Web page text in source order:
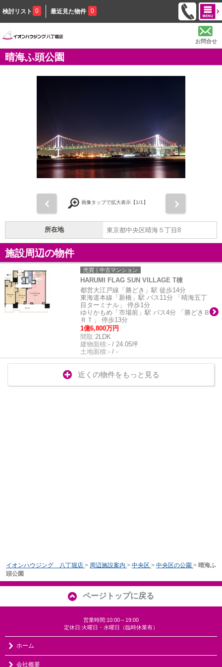
検討リスト 0 最近見た物件 0
お問合せ
晴海ふ頭公園
画像タップで拡大表示【1/1】
所在地 東京都中央区晴海５丁目8
施設周辺の物件
売買｜中古マンション
HARUMI FLAG SUN VILLAGE T棟
都営大江戸線「勝どき」駅 徒歩14分
東海道本線「新橋」駅 バス11分 「晴海五丁
目ターミナル」 停歩1分
ゆりかもめ「市場前」駅 バス4分 「勝どきＢ
ＲＴ」 停歩13分
1億6,800万円
間取:2LDK
建物面積:- / 24.05坪
土地面積:- / -
近くの物件をもっと見る
イオンハウジング 八丁堀店 > 周辺施設案内 > 中央区 > 中央区の公園 > 晴海ふ
頭公園
ページトップに戻る
営業時間:10:00～19:00
定休日:火曜日・水曜日（臨時休業有）
ホーム
会社概要